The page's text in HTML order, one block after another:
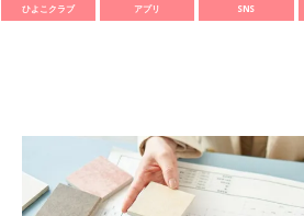
ひよこクラブ アプリ SNS